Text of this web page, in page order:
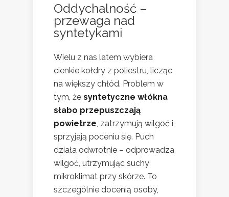
Oddychalność –
przewaga nad
syntetykami
Wielu z nas latem wybiera
cienkie kołdry z poliestru, licząc
na większy chłód. Problem w
tym, że syntetyczne włókna
słabo przepuszczają
powietrze, zatrzymują wilgoć i
sprzyjają poceniu się. Puch
działa odwrotnie – odprowadza
wilgoć, utrzymując suchy
mikroklimat przy skórze. To
szczególnie docenią osoby,